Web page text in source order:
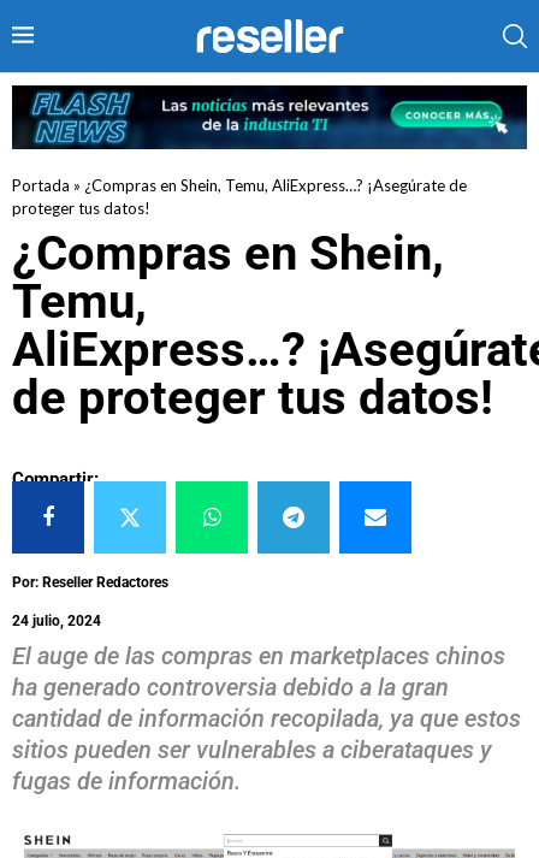
Portada » ¿Compras en Shein, Temu, AliExpress…? ¡Asegúrate de
proteger tus datos!
¿Compras en Shein,
Temu,
AliExpress…?
de proteger tus datos!
Compartir:
Por: Reseller Redactores
24 julio, 2024
El auge de las compras en marketplaces chinos
ha generado controversia debido a la gran
cantidad de información recopilada, ya que estos
sitios pueden ser vulnerables a ciberataques y
fugas de información.